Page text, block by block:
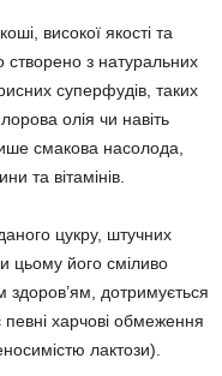
високої якості та
створено з натуральних
суперфудів, таких
олія чи навіть
смакова насолода,
та вітамінів.
цукру, штучних
цьому його сміливо
здоров’ям, дотримується
харчові обмеження
лактози).